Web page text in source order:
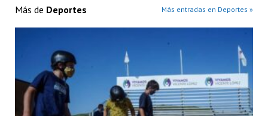
Más de Deportes Más entradas en Deportes »